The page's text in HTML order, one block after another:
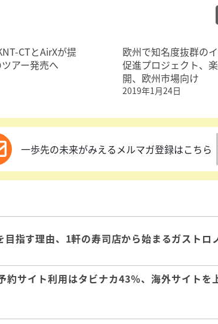
CTとAirXが提
アー発売へ
欧州で知名度抜群の
促進プロジェクト、
開、欧州市場向け
2019年1月24日
一歩先の未来がみえるメルマガ登録はこちら
指す理由、1軒の寿司店から始まるガストロ
約サイト利用はタビナカ43％、海外サイトを